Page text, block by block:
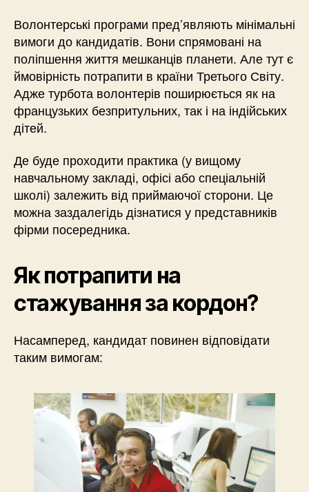
Волонтерські програми пред’являють мінімальні
вимоги до кандидатів. Вони спрямовані на
поліпшення життя мешканців планети. Але тут є
ймовірність потрапити в країни Третього Світу.
Адже турбота волонтерів поширюється як на
французьких безпритульних, так і на індійських
дітей.
Де буде проходити практика (у вищому
навчальному закладі, офісі або спеціальній
школі) залежить від приймаючої сторони. Це
можна заздалегідь дізнатися у представників
фірми посередника.
Як потрапити на
стажування за кордон?
Насамперед, кандидат повинен відповідати
таким вимогам: